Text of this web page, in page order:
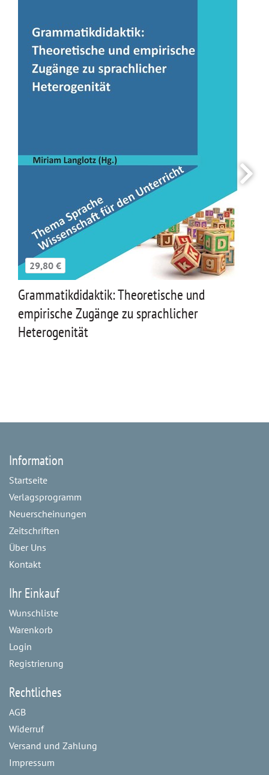
29,80 €
Grammatikdidaktik: Theoretische und
empirische Zugänge zu sprachlicher
Heterogenität
Information
Startseite
Verlagsprogramm
Neuerscheinungen
Zeitschriften
Über Uns
Kontakt
Ihr Einkauf
Wunschliste
Warenkorb
Login
Registrierung
Rechtliches
AGB
Widerruf
Versand und Zahlung
Impressum